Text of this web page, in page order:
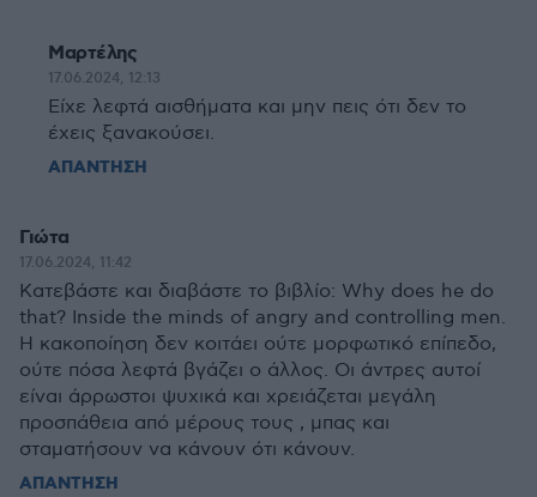
Μαρτέλης
17.06.2024, 12:13
Είχε λεφτά αισθήματα και μην πεις ότι δεν το
έχεις ξανακούσει.
ΑΠΑΝΤΗΣΗ
Γιώτα
17.06.2024, 11:42
Κατεβάστε και διαβάστε το βιβλίο: Why does he do
that? Inside the minds of angry and controlling men.
Η κακοποίηση δεν κοιτάει ούτε μορφωτικό επίπεδο,
ούτε πόσα λεφτά βγάζει ο άλλος. Οι άντρες αυτοί
είναι άρρωστοι ψυχικά και χρειάζεται μεγάλη
προσπάθεια από μέρους τους , μπας και
σταματήσουν να κάνουν ότι κάνουν.
ΑΠΑΝΤΗΣΗ